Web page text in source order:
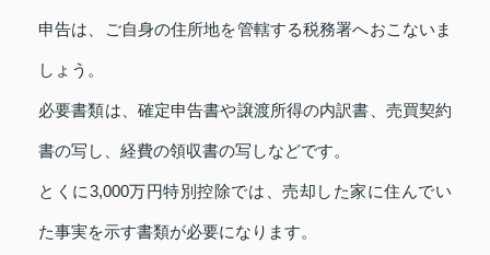
申告は、ご自身の住所地を管轄する税務署へおこないま
しょう。
必要書類は、確定申告書や譲渡所得の内訳書、売買契約
書の写し、経費の領収書の写しなどです。
とくに3,000万円特別控除では、売却した家に住んでい
た事実を示す書類が必要になります。